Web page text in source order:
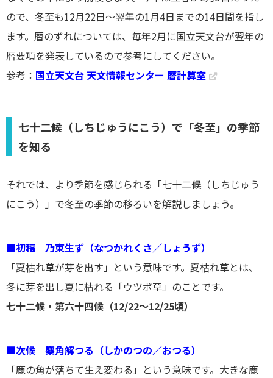
ので、冬至も12月22日～翌年の1月4日までの14日間を指し
ます。暦のずれについては、毎年2月に国立天文台が翌年の
暦要項を発表しているので参考にしてください。
参考： 国立天文台 天文情報センター 暦計算室
七十二候（しちじゅうにこう）で「冬至」の季節
を知る
それでは、より季節を感じられる「七十二候（しちじゅう
にこう）」で冬至の季節の移ろいを解説しましょう。
■初稿 乃東生ず（なつかれくさ／しょうず）
「夏枯れ草が芽を出す」という意味です。夏枯れ草とは、
冬に芽を出し夏に枯れる「ウツボ草」のことです。
七十二候・第六十四候（12/22～12/25頃）
■次候 麋角解つる（しかのつの／おつる）
「鹿の角が落ちて生え変わる」という意味です。大きな鹿